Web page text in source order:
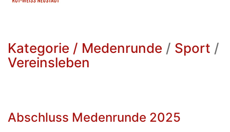
Kategorie / Medenrunde / Sport /
Vereinsleben
Abschluss Medenrunde 2025